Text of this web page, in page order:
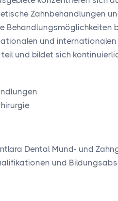
Zahnbehandlungen
Behandlungsmöglichkeiten
und
und bildet sich
Dental Mund- und
und